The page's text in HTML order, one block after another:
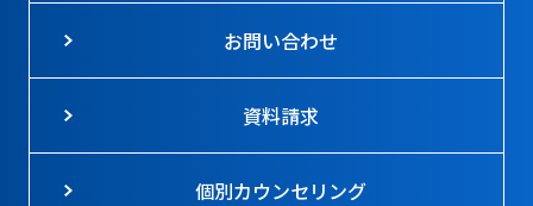
お問い合わせ
資料請求
個別カウンセリング